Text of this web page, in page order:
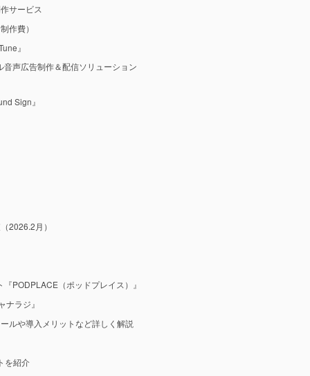
サービス
作費）
』
声広告制作＆配信ソリューション
Sign』
2026.2月）
PODPLACE（ポッドプレイス）』
ラジ』
ルや導入メリットなど詳しく解説
を紹介